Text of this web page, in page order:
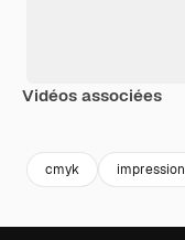
Vidéos associées
cmyk impression